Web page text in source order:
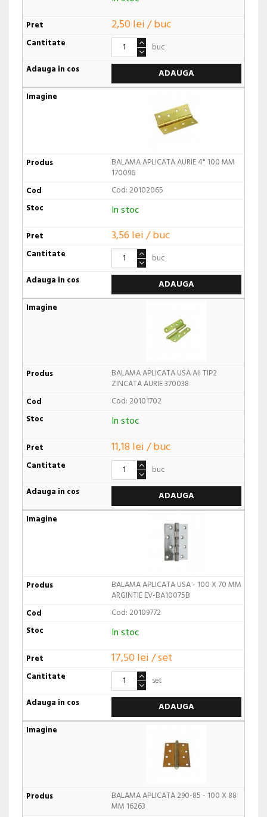
2,50 lei / buc
buc
ADAUGA
BALAMA APLICATA AURIE 4" 100 MM
170096
Cod: 20102065
In stoc
3,56 lei / buc
buc
ADAUGA
BALAMA APLICATA USA AII TIP2
ZINCATA AURIE 370038
Cod: 20101702
In stoc
11,18 lei / buc
buc
ADAUGA
BALAMA APLICATA USA - 100 X 70 MM
ARGINTIE EV-BA10075B
Cod: 20109772
In stoc
17,50 lei / set
set
ADAUGA
BALAMA APLICATA 290-85 - 100 X 88
MM 16263